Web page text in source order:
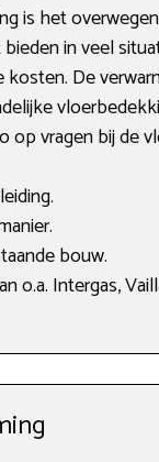
is het
in veel
De
op vragen bij de
bouw.
o.a. Intergas,